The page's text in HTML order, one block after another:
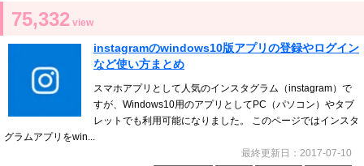
75,332 view
instagramのwindows10版アプリの登録やログイン
など使い方まとめ
スマホアプリとして人気のインスタグラム（instagram）で
すが、Windows10用のアプリとしてPC（パソコン）やタブ
レットでも利用可能になりました。 このページではインスタ
グラムアプリをwin...
最終更新日：2017-07-10